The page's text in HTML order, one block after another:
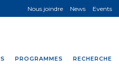
PROGRAMMES RECHERCHE
Nous joindre News Events